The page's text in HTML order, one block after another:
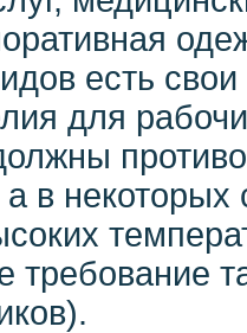
есть
для
в некоторых
требование